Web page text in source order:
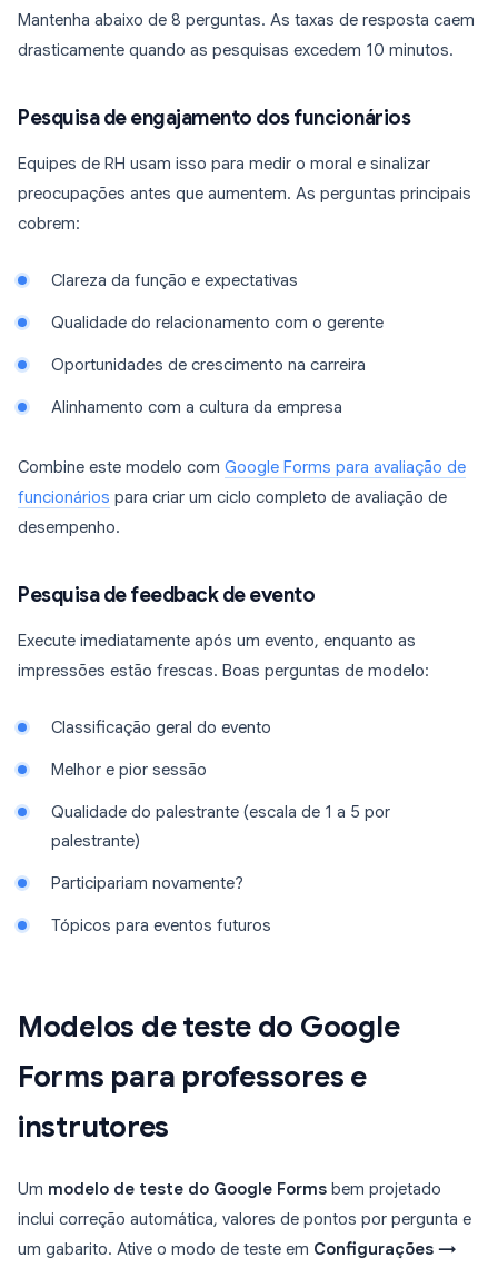
Mantenha abaixo de 8 perguntas. As taxas de resposta caem
drasticamente quando as pesquisas excedem 10 minutos.
Pesquisa de engajamento dos funcionários
Equipes de RH usam isso para medir o moral e sinalizar
preocupações antes que aumentem. As perguntas principais
cobrem:
Clareza da função e expectativas
Qualidade do relacionamento com o gerente
Oportunidades de crescimento na carreira
Alinhamento com a cultura da empresa
Combine este modelo com Google Forms para avaliação de
funcionários para criar um ciclo completo de avaliação de
desempenho.
Pesquisa de feedback de evento
Execute imediatamente após um evento, enquanto as
impressões estão frescas. Boas perguntas de modelo:
Classificação geral do evento
Melhor e pior sessão
Qualidade do palestrante (escala de 1 a 5 por
palestrante)
Participariam novamente?
Tópicos para eventos futuros
Modelos de teste do Google
Forms para professores e
instrutores
Um modelo de teste do Google Forms bem projetado
inclui correção automática, valores de pontos por pergunta e
um gabarito. Ative o modo de teste em Configurações →